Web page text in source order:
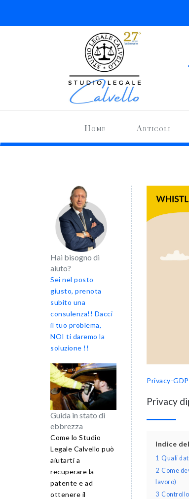
Home Articoli
Hai bisogno di
aiuto?
Sei nel posto
giusto, prenota
subito una
consulenza!! Dacci
il tuo problema,
NOI ti daremo la
soluzione !!
Guida in stato di
ebbrezza
Come lo Studio
Legale Calvello può
aiutarti a
recuperare la
patente e ad
ottenere il
Privacy-
Privacy
Indice
1 Quali
2 Come
lavoro)
3